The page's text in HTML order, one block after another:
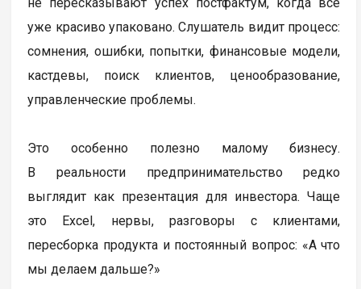
уже красиво упаковано. Слушатель видит процесс:
сомнения, ошибки, попытки, финансовые модели,
кастдевы, поиск клиентов, ценообразование,
управленческие проблемы.
Это особенно полезно малому бизнесу.
В реальности предпринимательство редко
выглядит как презентация для инвестора. Чаще
это Excel, нервы, разговоры с клиентами,
пересборка продукта и постоянный вопрос: «А что
мы делаем дальше?»